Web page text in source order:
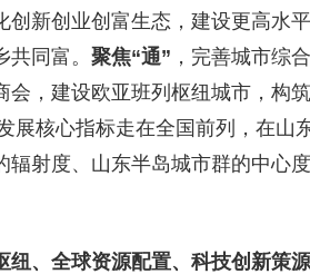
创新创业创富生态，建设更高水
同富。 聚焦“通” ，完善城市综
，建设欧亚班列枢纽城市，构
展核心指标走在全国前列，在山
辐射度、山东半岛城市群的中心
纽、全球资源配置、科技创新策